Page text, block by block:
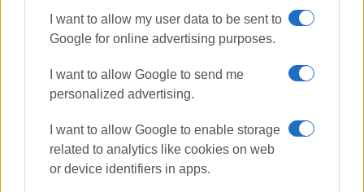
I want to allow my user data to be sent to
Google for online advertising purposes.
I want to allow Google to send me
personalized advertising.
I want to allow Google to enable storage
related to analytics like cookies on web
or device identifiers in apps.
Βήμα». Από το 1994 εκδότης - διευθυντής στα
«Κερκυραϊκά Σπορ» και από το 2000 και για 15
χρόνια στο «ΦΩΣ των ΣΠΟΡ». Από το 2015
εργάζεται στην «ΕΝΗΜΕΡΩΣΗ», ενώ
συνεργάστηκε με την τηλεόραση του Corfu
Start TV, συνολικά 15 χρόνια.
Ακολουθήστε το enimerosi στο